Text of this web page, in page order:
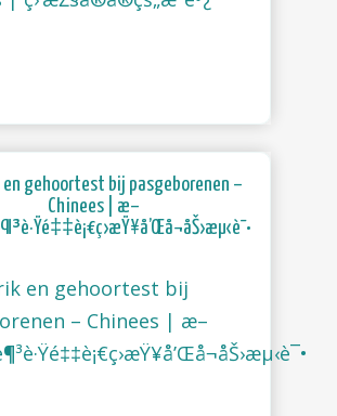
en gehoortest bij pasgeborenen –
Chinees | æ–